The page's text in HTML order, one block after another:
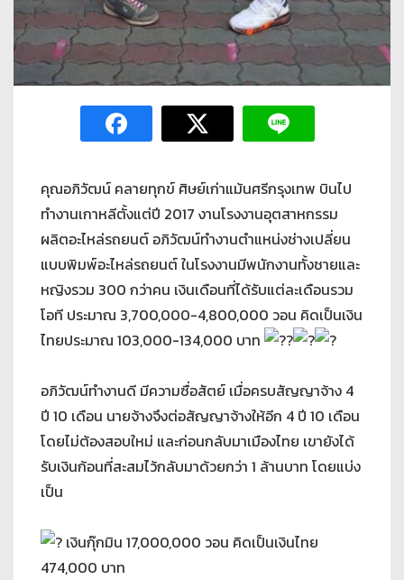
คุณอภิวัฒน์ คลายทุกข์ ศิษย์เก่าแม้นศรีกรุงเทพ บินไป
ทำงานเกาหลีตั้งแต่ปี 2017 งานโรงงานอุตสาหกรรม
ผลิตอะไหล่รถยนต์ อภิวัฒน์ทำงานตำแหน่งช่างเปลี่ยน
แบบพิมพ์อะไหล่รถยนต์ ในโรงงานมีพนักงานทั้งชายและ
หญิงรวม 300 กว่าคน เงินเดือนที่ได้รับแต่ละเดือนรวม
โอที ประมาณ 3,700,000-4,800,000 วอน คิดเป็นเงิน
ไทยประมาณ 103,000-134,000 บาท
อภิวัฒน์ทำงานดี มีความซื่อสัตย์ เมื่อครบสัญญาจ้าง 4
ปี 10 เดือน นายจ้างจึงต่อสัญญาจ้างให้อีก 4 ปี 10 เดือน
โดยไม่ต้องสอบใหม่ และก่อนกลับมาเมืองไทย เขายังได้
รับเงินก้อนที่สะสมไว้กลับมาด้วยกว่า 1 ล้านบาท โดยแบ่ง
เป็น
เงินกุ๊กมิน 17,000,000 วอน คิดเป็นเงินไทย
474,000 บาท